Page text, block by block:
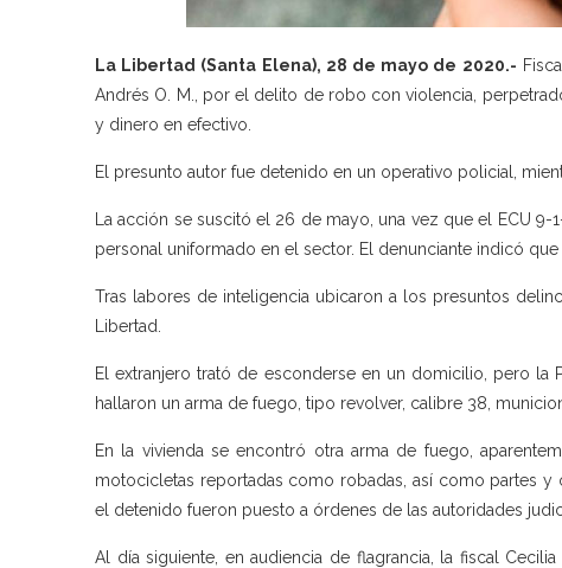
La Libertad (Santa Elena), 28 de mayo de 2020.-
Andrés O. M., por el delito de robo con violencia,
y dinero en efectivo.
El presunto autor fue detenido en un operativo policial,
La acción se suscitó el 26 de mayo, una vez que el ECU
personal uniformado en el sector. El denunciante indicó
Tras labores de inteligencia ubicaron a los presuntos
Libertad.
El extranjero trató de esconderse en un domicilio, pero
hallaron un arma de fuego, tipo revolver, calibre 38,
En la vivienda se encontró otra arma de fuego,
motocicletas reportadas como robadas, así como partes
el detenido fueron puesto a órdenes de las autoridades
Al día siguiente, en audiencia de flagrancia, la fiscal